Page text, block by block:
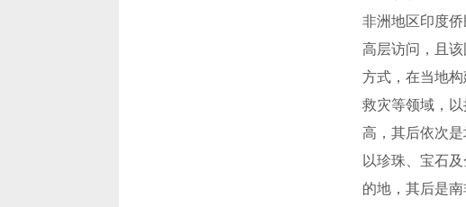
非洲地区印度
高层访问，且
方式，在当地
救灾等领域，
高，其后依次
以珍珠、宝石
的地，其后是